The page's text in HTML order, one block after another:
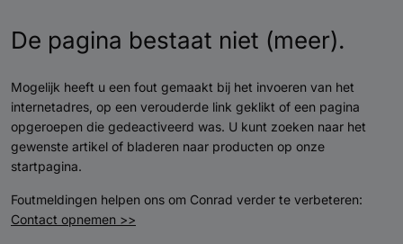
De pagina bestaat niet (meer).
Mogelijk heeft u een fout gemaakt bij het invoeren van het
internetadres, op een verouderde link geklikt of een pagina
opgeroepen die gedeactiveerd was. U kunt zoeken naar het
gewenste artikel of bladeren naar producten op onze
startpagina.
Foutmeldingen helpen ons om Conrad verder te verbeteren:
Contact opnemen >>